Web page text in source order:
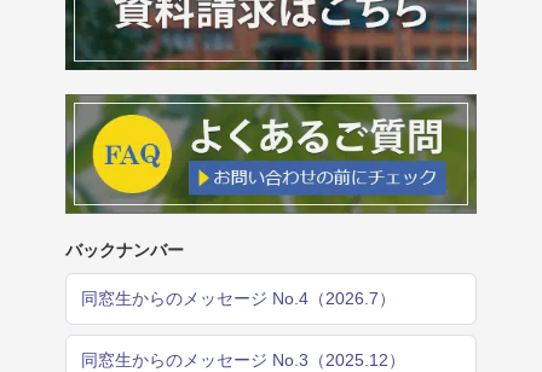
バックナンバー
同窓生からのメッセージ No.4（2026.7）
同窓生からのメッセージ No.3（2025.12）